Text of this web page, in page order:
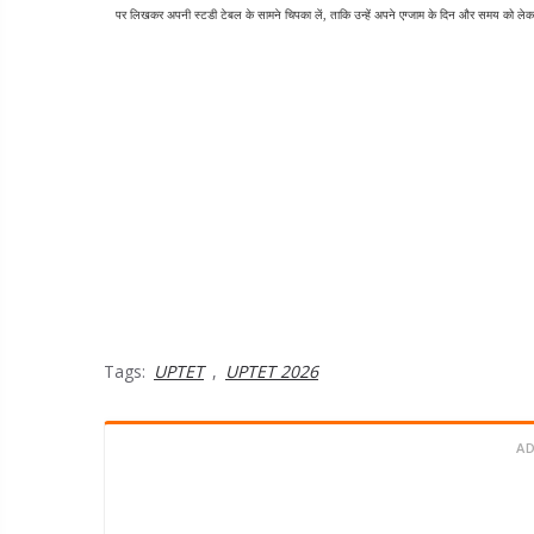
पर लिखकर अपनी स्टडी टेबल के सामने चिपका लें, ताकि उन्हें अपने एग्जाम के दिन और समय को
Tags: UPTET , UPTET 2026